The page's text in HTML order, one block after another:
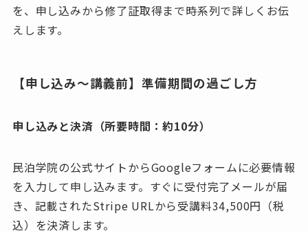
を、申し込みから修了証取得まで時系列で詳しくお伝
えします。
【申し込み〜講義前】準備期間の過ごし方
申し込みと決済（所要時間：約10分）
民泊学院の公式サイトからGoogleフォームに必要情報
を入力して申し込みます。すぐに受付完了メールが届
き、記載されたStripe URLから受講料34,500円（税
込）を決済します。